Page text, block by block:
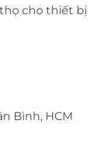
cho thiết bị
Bình, HCM